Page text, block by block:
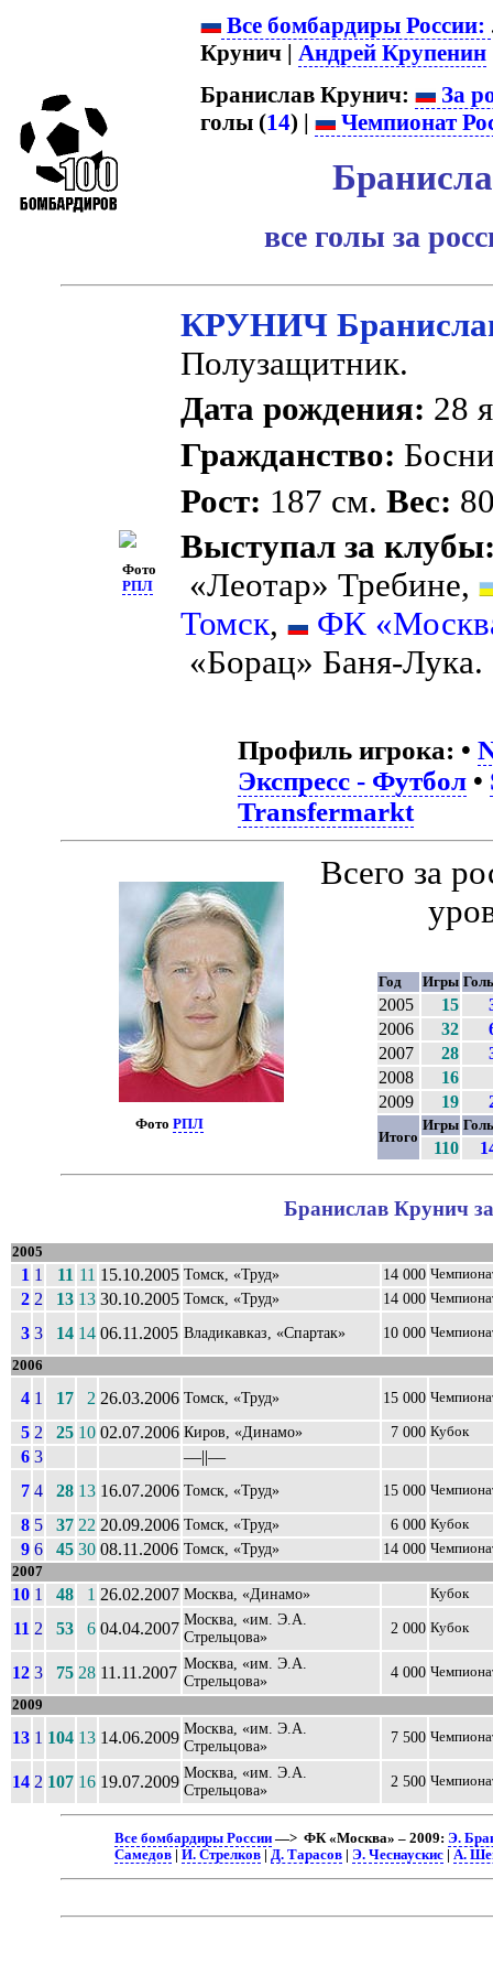
Все бомбардиры России:
Крунич | Андрей Крупенин
Бранислав Крунич:
За
голы (14) | Чемпионат
все голы за
Фото
РПЛ
КРУНИЧ
Полузащитник.
Дата рождения: 28
Гражданство:
Рост: 187 см.Вес:
Выступал за
«Леотар» Требине,
Томск,
ФК
«Борац» Баня-Лука.
Профиль игрока: •
Экспресс - Футбол•
Transfermarkt
Фото РПЛ
Всего за
Год Игры
2005 15
2006
32
2007
28
2008
16
2009
19
Итого
Игры
110
Бранислав Крунич
2005
1 1 11 11 15.10.2005 Томск, «Труд» 14 000
2 2 13 13 30.10.2005 Томск, «Труд» 14 000
3 3 14 14 06.11.2005 Владикавказ, «Спартак» 10 000
2006
4 1 17 2 26.03.2006 Томск, «Труд» 15 000
5 2 25 10 02.07.2006 Киров, «Динамо» 7 000 Кубок
6 3
––||––
7 4 28 13 16.07.2006 Томск, «Труд» 15 000
8 5 37 22 20.09.2006 Томск, «Труд» 6 000 Кубок
9 6 45 30 08.11.2006 Томск, «Труд» 14 000
2007
10 1 48 1 26.02.2007 Москва, «Динамо» Кубок
11 2 53 6 04.04.2007 Москва, «им. Э.А.
Стрельцова»
2 000 Кубок
12 3 75 28 11.11.2007 Москва, «им. Э.А.
Стрельцова»
4 000
2009
13 1 104 13 14.06.2009 Москва, «им. Э.А.
Стрельцова»
7 500
14 2 107 16 19.07.2009 Москва, «им. Э.А.
Стрельцова»
2 500
Все бомбардиры России —> ФК «Москва» – 2009: Э.
Самедов |И. Стрелков |Д. Тарасов Э. Чеснаускис |А.